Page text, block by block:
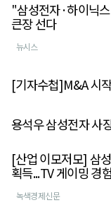
"삼성전자·하이닉
큰장 선다
뉴시스
[기자수첩]M&A 시
용석우 삼성전자 사
[산업 이모저모] 삼
획득...TV 게이밍 경
녹색경제신문